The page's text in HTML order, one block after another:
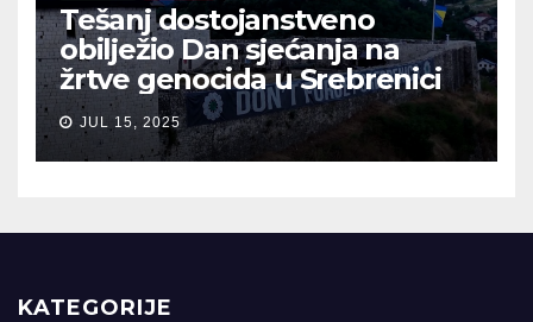
Tešanj dostojanstveno
obilježio Dan sjećanja na
žrtve genocida u Srebrenici
JUL 15, 2025
KATEGORIJE